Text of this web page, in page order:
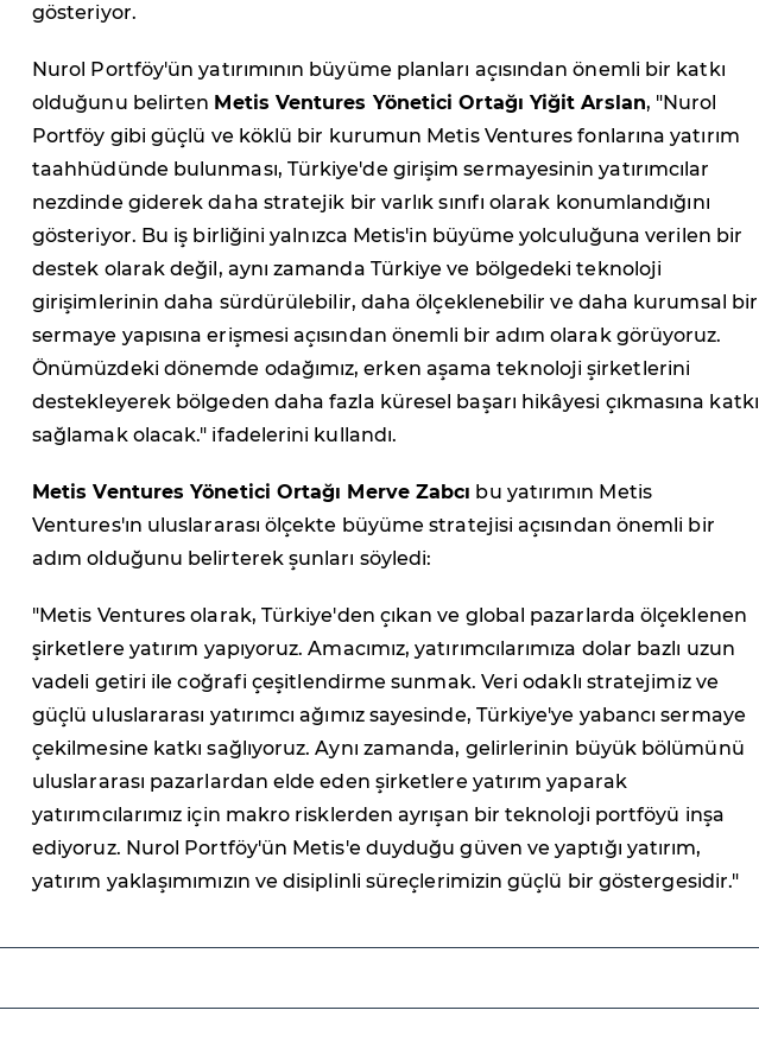
gösteriyor.
Nurol Portföy'ün yatırımının büyüme planları açısından önemli bir katkı
olduğunu belirten Metis Ventures Yönetici Ortağı Yiğit Arslan, "Nurol
Portföy gibi güçlü ve köklü bir kurumun Metis Ventures fonlarına yatırım
taahhüdünde bulunması, Türkiye'de girişim sermayesinin yatırımcılar
nezdinde giderek daha stratejik bir varlık sınıfı olarak konumlandığını
gösteriyor. Bu iş birliğini yalnızca Metis'in büyüme yolculuğuna verilen bir
destek olarak değil, aynı zamanda Türkiye ve bölgedeki teknoloji
girişimlerinin daha sürdürülebilir, daha ölçeklenebilir ve daha kurumsal bir
sermaye yapısına erişmesi açısından önemli bir adım olarak görüyoruz.
Önümüzdeki dönemde odağımız, erken aşama teknoloji şirketlerini
destekleyerek bölgeden daha fazla küresel başarı hikâyesi çıkmasına katkı
sağlamak olacak." ifadelerini kullandı.
Metis Ventures Yönetici Ortağı Merve Zabcı bu yatırımın Metis
Ventures'ın uluslararası ölçekte büyüme stratejisi açısından önemli bir
adım olduğunu belirterek şunları söyledi:
"Metis Ventures olarak, Türkiye'den çıkan ve global pazarlarda ölçeklenen
şirketlere yatırım yapıyoruz. Amacımız, yatırımcılarımıza dolar bazlı uzun
vadeli getiri ile coğrafi çeşitlendirme sunmak. Veri odaklı stratejimiz ve
güçlü uluslararası yatırımcı ağımız sayesinde, Türkiye'ye yabancı sermaye
çekilmesine katkı sağlıyoruz. Aynı zamanda, gelirlerinin büyük bölümünü
uluslararası pazarlardan elde eden şirketlere yatırım yaparak
yatırımcılarımız için makro risklerden ayrışan bir teknoloji portföyü inşa
ediyoruz. Nurol Portföy'ün Metis'e duyduğu güven ve yaptığı yatırım,
yatırım yaklaşımımızın ve disiplinli süreçlerimizin güçlü bir göstergesidir."